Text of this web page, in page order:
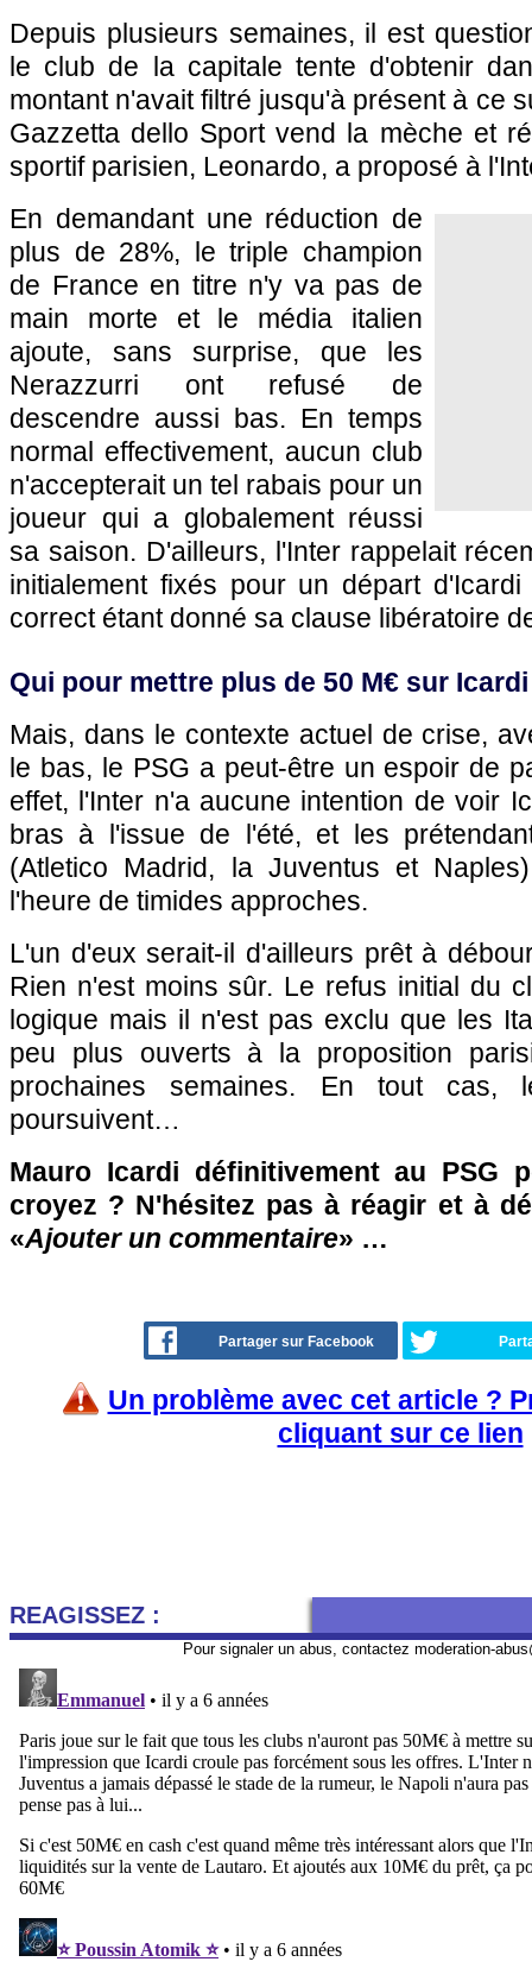
Depuis plusieurs semaines, il est
le club de la capitale tente d'obtenir
montant n'avait filtré jusqu'à présent à ce
Gazzetta dello Sport vend la mèche et
sportif parisien, Leonardo, a proposé à
En demandant une réduction de
plus de 28%, le triple champion
de France en titre n'y va pas de
main morte et le média italien
ajoute, sans surprise, que les
Nerazzurri ont refusé de
descendre aussi bas. En temps
normal effectivement, aucun club
n'accepterait un tel rabais pour un
joueur qui a globalement réussi
sa saison. D'ailleurs, l'Inter rappelait
initialement fixés pour un départ
correct étant donné sa clause libératoire
Qui pour mettre plus de 50 M€ sur
Mais, dans le contexte actuel de crise,
le bas, le PSG a peut-être un espoir de
effet, l'Inter n'a aucune intention de voir
bras à l'issue de l'été, et les
(Atletico Madrid, la Juventus et
l'heure de timides approches.
L'un d'eux serait-il d'ailleurs prêt à
Rien n'est moins sûr. Le refus initial du
logique mais il n'est pas exclu que les
peu plus ouverts à la proposition
prochaines semaines. En tout cas,
poursuivent…
Mauro Icardi définitivement au PSG
croyez ? N'hésitez pas à réagir et à
«Ajouter un commentaire» …
Partager sur Facebook
Un problème avec cet article ?
cliquant sur ce lien
REAGISSEZ :
Pour signaler un abus, contactez moderation-